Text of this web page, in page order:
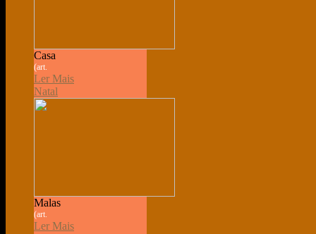
Casa
(art.
Ler Mais
Natal
Malas
(art.
Ler Mais